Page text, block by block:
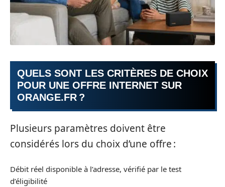
QUELS SONT LES CRITÈRES DE CHOIX
POUR UNE OFFRE INTERNET SUR
ORANGE.FR ?
Plusieurs paramètres doivent être
considérés lors du choix d’une offre :
Débit réel disponible à l’adresse, vérifié par le test
d’éligibilité